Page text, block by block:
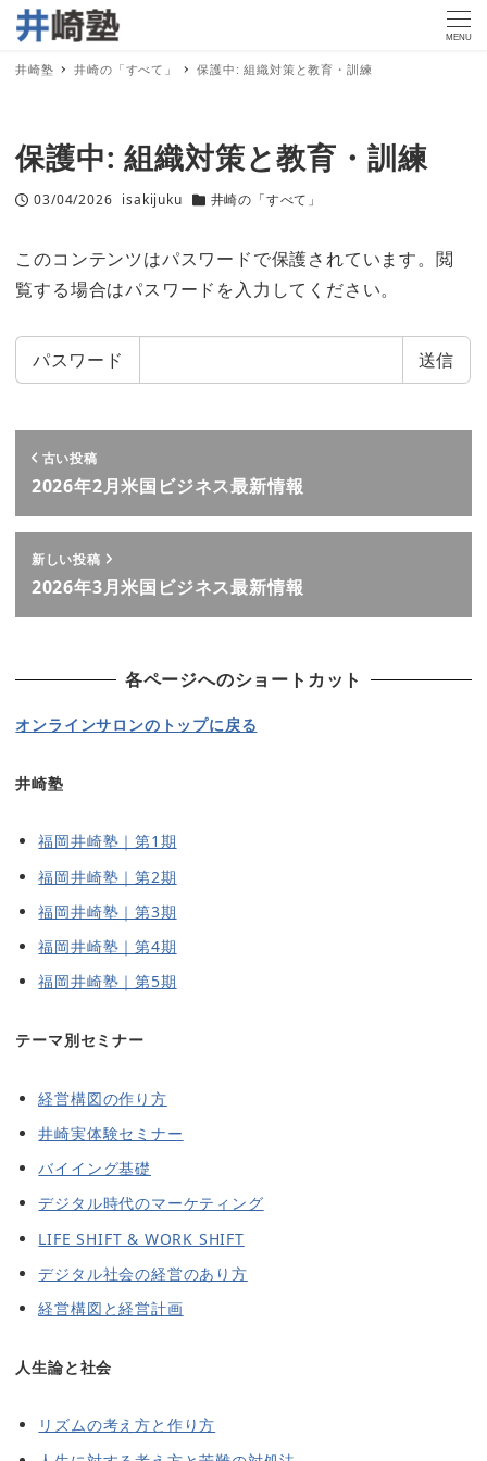
MENU
井崎塾 井崎の「すべて」 保護中: 組織対策と教育・訓練
保護中: 組織対策と教育・訓練
投稿日
03/04/2026
著
isakijuku
カテゴリー
井崎の「すべて」
このコンテンツはパスワードで保護されています。閲
覧する場合はパスワードを入力してください。
パスワード
古い投稿
2026年2月米国ビジネス最新情報
新しい投稿
2026年3月米国ビジネス最新情報
各ページへのショートカット
オンラインサロンのトップに戻る
井崎塾
福岡井崎塾｜第1期
福岡井崎塾｜第2期
福岡井崎塾｜第3期
福岡井崎塾｜第4期
福岡井崎塾｜第5期
テーマ別セミナー
経営構図の作り方
井崎実体験セミナー
バイイング基礎
デジタル時代のマーケティング
LIFE SHIFT & WORK SHIFT
デジタル社会の経営のあり方
経営構図と経営計画
人生論と社会
リズムの考え方と作り方